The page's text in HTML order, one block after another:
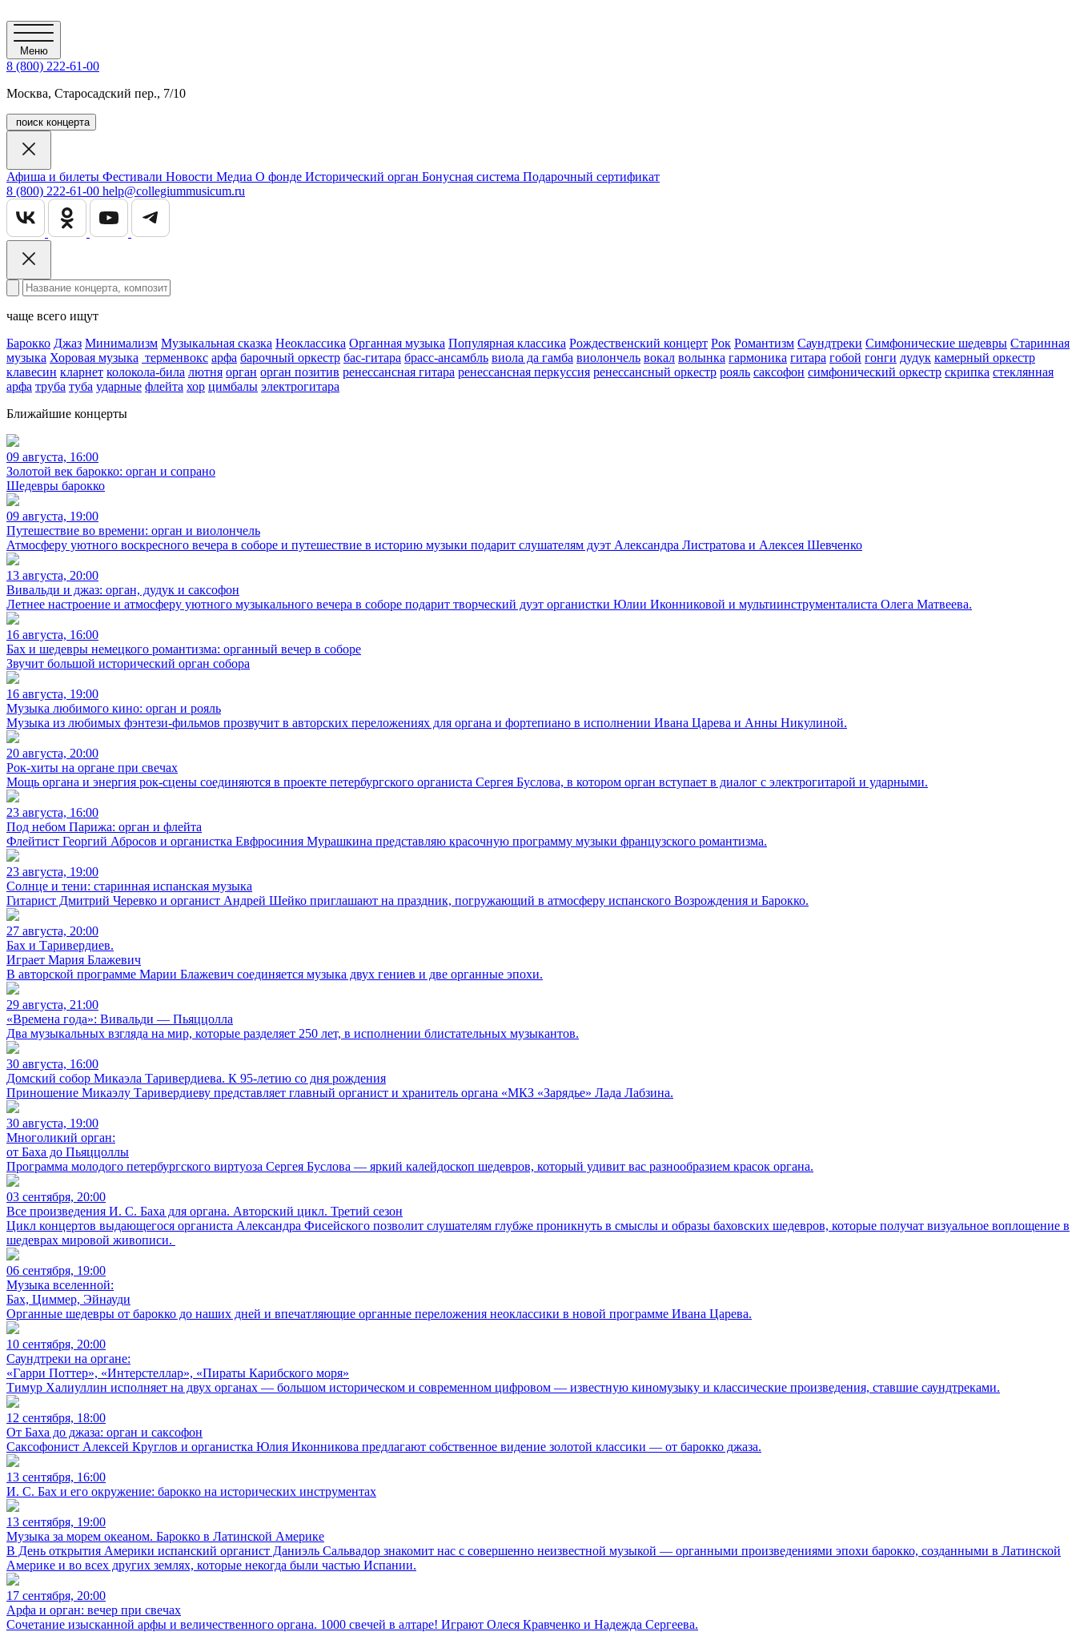
Меню
8 (800) 222-61-00
Москва, Старосадский пер., 7/10
поиск концерта
Афиша и билеты Фестивали Новости Медиа О фонде Исторический орган Бонусная система Подарочный сертификат
8 (800) 222-61-00 help@collegiummusicum.ru
чаще всего ищут
Барокко Джаз Минимализм Музыкальная сказка Неоклассика Органная музыка Популярная классика Рождественский концерт Рок Романтизм Саундтреки Симфонические шедевры Старинная
музыка Хоровая музыка терменвокс арфа барочный оркестр бас-гитара брасс-ансамбль виола да гамба виолончель вокал волынка гармоника гитара гобой гонги дудук камерный оркестр
клавесин кларнет колокола-била лютня орган орган позитив ренессансная гитара ренессансная перкуссия ренессансный оркестр рояль саксофон симфонический оркестр скрипка стеклянная
арфа труба туба ударные флейта хор цимбалы электрогитара
Ближайшие концерты
09 августа, 16:00
Золотой век барокко: орган и сопрано
Шедевры барокко
09 августа, 19:00
Путешествие во времени: орган и виолончель
Атмосферу уютного воскресного вечера в соборе и путешествие в историю музыки подарит слушателям дуэт Александра Листратова и Алексея Шевченко
13 августа, 20:00
Вивальди и джаз: орган, дудук и саксофон
Летнее настроение и атмосферу уютного музыкального вечера в соборе подарит творческий дуэт органистки Юлии Иконниковой и мультиинструменталиста Олега Матвеева.
16 августа, 16:00
Бах и шедевры немецкого романтизма: органный вечер в соборе
Звучит большой исторический орган собора
16 августа, 19:00
Музыка любимого кино: орган и рояль
Музыка из любимых фэнтези-фильмов прозвучит в авторских переложениях для органа и фортепиано в исполнении Ивана Царева и Анны Никулиной.
20 августа, 20:00
Рок-хиты на органе при свечах
Мощь органа и энергия рок-сцены соединяются в проекте петербургского органиста Сергея Буслова, в котором орган вступает в диалог с электрогитарой и ударными.
23 августа, 16:00
Под небом Парижа: орган и флейта
Флейтист Георгий Абросов и органистка Евфросиния Мурашкина представляю красочную программу музыки французского романтизма.
23 августа, 19:00
Солнце и тени: старинная испанская музыка
Гитарист Дмитрий Черевко и органист Андрей Шейко приглашают на праздник, погружающий в атмосферу испанского Возрождения и Барокко.
27 августа, 20:00
Бах и Таривердиев.
Играет Мария Блажевич
В авторской программе Марии Блажевич соединяется музыка двух гениев и две органные эпохи.
29 августа, 21:00
«Времена года»: Вивальди — Пьяццолла
Два музыкальных взгляда на мир, которые разделяет 250 лет, в исполнении блистательных музыкантов.
30 августа, 16:00
Домский собор Микаэла Таривердиева. К 95-летию со дня рождения
Приношение Микаэлу Таривердиеву представляет главный органист и хранитель органа «МКЗ «Зарядье» Лада Лабзина.
30 августа, 19:00
Многоликий орган:
от Баха до Пьяццоллы
Программа молодого петербургского виртуоза Сергея Буслова — яркий калейдоскоп шедевров, который удивит вас разнообразием красок органа.
03 сентября, 20:00
Все произведения И. С. Баха для органа. Авторский цикл. Третий сезон
Цикл концертов выдающегося органиста Александра Фисейского позволит слушателям глубже проникнуть в смыслы и образы баховских шедевров, которые получат визуальное воплощение в
шедеврах мировой живописи.
06 сентября, 19:00
Музыка вселенной:
Бах, Циммер, Эйнауди
Органные шедевры от барокко до наших дней и впечатляющие органные переложения неоклассики в новой программе Ивана Царева.
10 сентября, 20:00
Саундтреки на органе:
«Гарри Поттер», «Интерстеллар», «Пираты Карибского моря»
Тимур Халиуллин исполняет на двух органах — большом историческом и современном цифровом — известную киномузыку и классические произведения, ставшие саундтреками.
12 сентября, 18:00
От Баха до джаза: орган и саксофон
Саксофонист Алексей Круглов и органистка Юлия Иконникова предлагают собственное видение золотой классики — от барокко джаза.
13 сентября, 16:00
И. С. Бах и его окружение: барокко на исторических инструментах
13 сентября, 19:00
Музыка за морем океаном. Барокко в Латинской Америке
В День открытия Америки испанский органист Даниэль Сальвадор знакомит нас с совершенно неизвестной музыкой — органными произведениями эпохи барокко, созданными в Латинской
Америке и во всех других землях, которые некогда были частью Испании.
17 сентября, 20:00
Арфа и орган: вечер при свечах
Сочетание изысканной арфы и величественного органа. 1000 свечей в алтаре! Играют Олеся Кравченко и Надежда Сергеева.